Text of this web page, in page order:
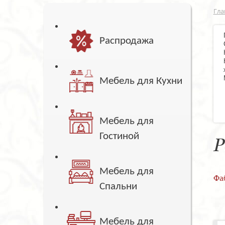
Распродажа
Мебель для Кухни
Мебель для
Гостиной
Мебель для
Спальни
Мебель для